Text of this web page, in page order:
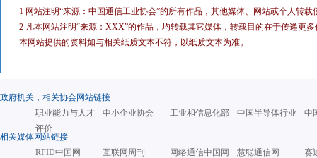
1 网站注明“来源：中国通信工业协会”的所有作品，其他媒体、网站或个人转
2 凡本网站注明“来源：XXX”的作品，均转载其它媒体，转载目的在于传递更
本网站提供的资料如与相关纸质文本不符，以纸质文本为准。
政府机关，相关协会网站链接
职业能力与人才
评价
中小企业协会 工业和信息化部 中国半导体行业 中
相关媒体网站链接
RFID中国网
互联网周刊 网络通信中国网 慧聪通信网 赛